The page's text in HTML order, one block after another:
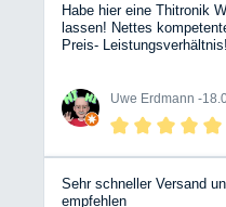
Habe hier eine Thitronik
lassen! Nettes
Preis- Leistungsverhältnis!
Uwe Erdmann -
Sehr schneller Versand
empfehlen